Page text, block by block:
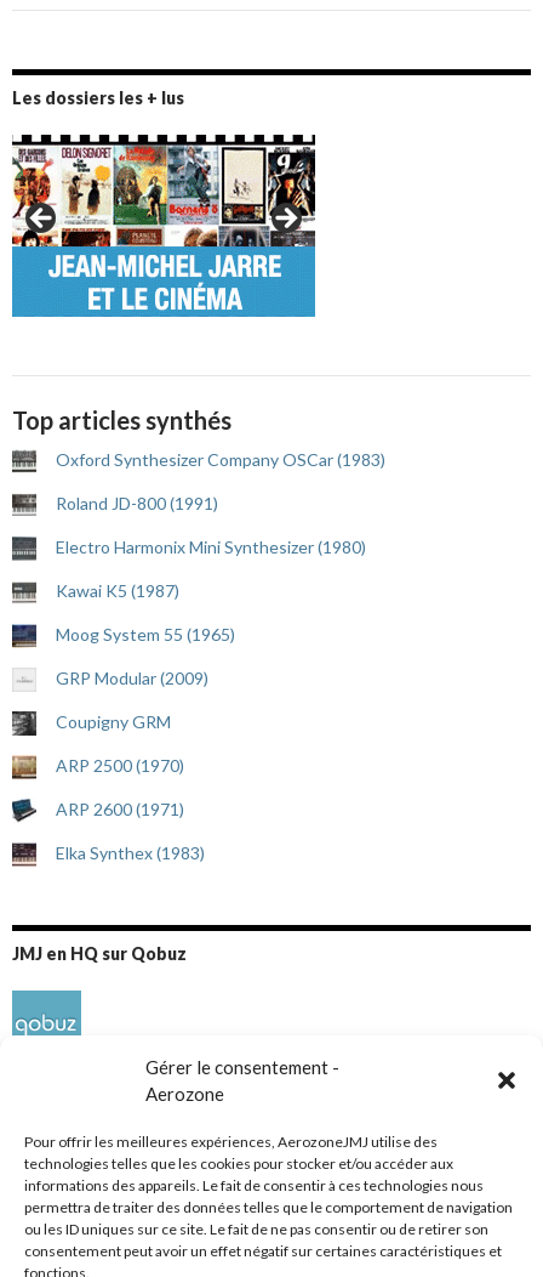
Gérer le consentement -
Aerozone
Pour offrir les meilleures expériences, AerozoneJMJ utilise des
technologies telles que les cookies pour stocker et/ou accéder aux
informations des appareils. Le fait de consentir à ces technologies nous
permettra de traiter des données telles que le comportement de navigation
ou les ID uniques sur ce site. Le fait de ne pas consentir ou de retirer son
consentement peut avoir un effet négatif sur certaines caractéristiques et
fonctions.
Les dossiers les + lus
Top articles synthés
Oxford Synthesizer Company OSCar (1983)
Roland JD-800 (1991)
Electro Harmonix Mini Synthesizer (1980)
Kawai K5 (1987)
Moog System 55 (1965)
GRP Modular (2009)
Coupigny GRM
ARP 2500 (1970)
ARP 2600 (1971)
Elka Synthex (1983)
JMJ en HQ sur Qobuz
Réseaux sociaux